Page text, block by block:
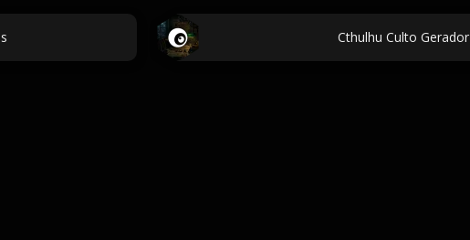
Cthulhu Culto Gerador